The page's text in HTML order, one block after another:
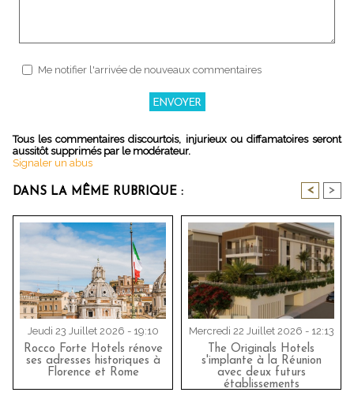
Me notifier l'arrivée de nouveaux commentaires
Tous les commentaires discourtois, injurieux ou diffamatoires seront
aussitôt supprimés par le modérateur.
Signaler un abus
DANS LA MÊME RUBRIQUE : < >
Jeudi 23 Juillet 2026 - 19:10
Rocco Forte Hotels rénove
ses adresses historiques à
Florence et Rome
Mercredi 22 Juillet 2026 - 12:13
The Originals Hotels
s'implante à la Réunion
avec deux futurs
établissements